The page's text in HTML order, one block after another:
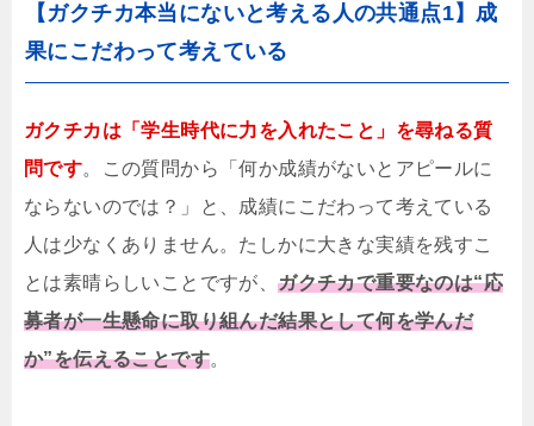
【ガクチカ本当にないと考える人の共通点1】成
果にこだわって考えている
ガクチカは「学生時代に力を入れたこと」を尋ねる質
問です。この質問から「何か成績がないとアピールに
ならないのでは？」と、成績にこだわって考えている
人は少なくありません。たしかに大きな実績を残すこ
とは素晴らしいことですが、ガクチカで重要なのは“応
募者が一生懸命に取り組んだ結果として何を学んだ
か”を伝えることです。